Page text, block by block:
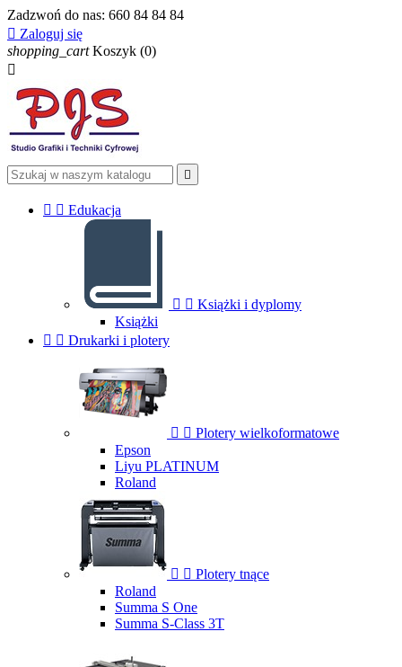
Zadzwoń do nas: 660 84 84 84
 Zaloguj się
shopping_cart Koszyk (0)


  Edukacja
  Książki i dyplomy
Książki
  Drukarki i plotery
  Plotery wielkoformatowe
Epson
Liyu PLATINUM
Roland
  Plotery tnące
Roland
Summa S One
Summa S-Class 3T